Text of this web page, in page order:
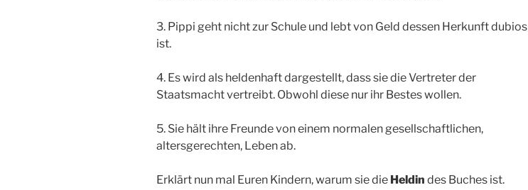
3. Pippi geht nicht zur Schule und lebt von Geld dessen Herkunft dubios
ist.
4. Es wird als heldenhaft dargestellt, dass sie die Vertreter der
Staatsmacht vertreibt. Obwohl diese nur ihr Bestes wollen.
5. Sie hält ihre Freunde von einem normalen gesellschaftlichen,
altersgerechten, Leben ab.
Erklärt nun mal Euren Kindern, warum sie die Heldin des Buches ist.